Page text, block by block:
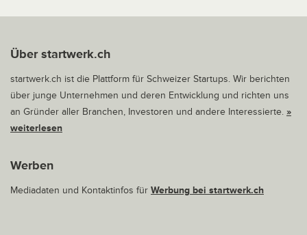
Über startwerk.ch
startwerk.ch ist die Plattform für Schweizer Startups. Wir berichten
über junge Unternehmen und deren Entwicklung und richten uns
an Gründer aller Branchen, Investoren und andere Interessierte. »
weiterlesen
Werben
Mediadaten und Kontaktinfos für Werbung bei startwerk.ch